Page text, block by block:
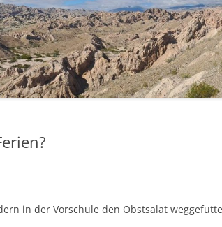
AUF DER
UND
UND
in der Vorschule den Obstsalat